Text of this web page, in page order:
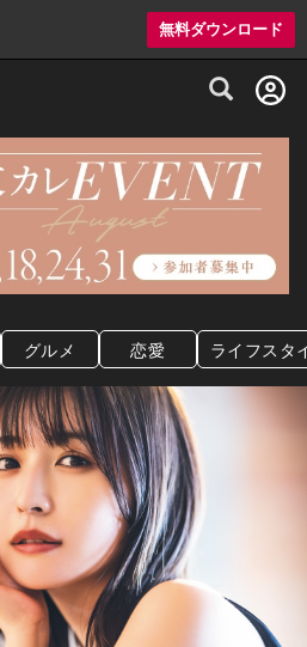
無料ダウンロード
メ情報・プレミアムレストラン予約
グルメ 恋愛 ライフスタ